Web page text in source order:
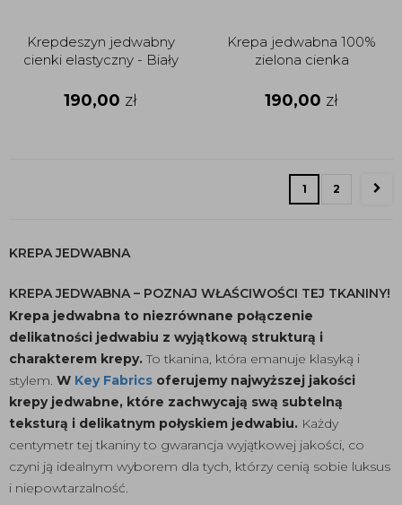
Krepdeszyn jedwabny
cienki elastyczny - Biały
190,00 zł
Krepa jedwabna 100%
zielona cienka
190,00 zł
1 2
KREPA JEDWABNA
KREPA JEDWABNA – POZNAJ WŁAŚCIWOŚCI TEJ TKANINY!
Krepa jedwabna to niezrównane połączenie
delikatności jedwabiu z wyjątkową strukturą i
charakterem krepy.To tkanina, która emanuje klasyką i
stylem. W Key Fabrics oferujemy najwyższej jakości
krepy jedwabne, które zachwycają swą subtelną
teksturą i delikatnym połyskiem jedwabiu. Każdy
centymetr tej tkaniny to gwarancja wyjątkowej jakości, co
czyni ją idealnym wyborem dla tych, którzy cenią sobie luksus
i niepowtarzalność.